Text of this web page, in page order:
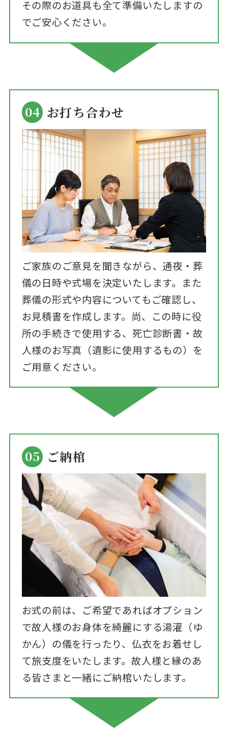
その際のお道具も全て準備いたしますの
でご安心ください。
04 お打ち合わせ
ご家族のご意見を聞きながら、通夜・葬
儀の日時や式場を決定いたします。また
葬儀の形式や内容についてもご確認し、
お見積書を作成します。尚、この時に役
所の手続きで使用する、死亡診断書・故
人様のお写真（遺影に使用するもの）を
ご用意ください。
05 ご納棺
お式の前は、ご希望であればオプション
で故人様のお身体を綺麗にする湯灌（ゆ
かん）の儀を行ったり、仏衣をお着せし
て旅支度をいたします。故人様と縁のあ
る皆さまと一緒にご納棺いたします。